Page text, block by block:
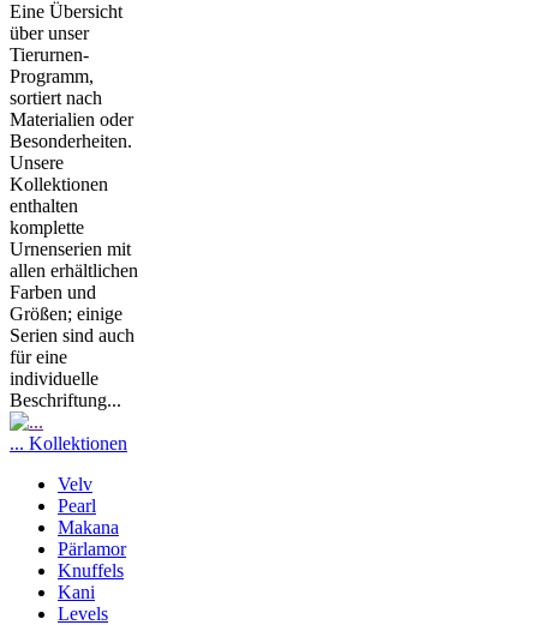
Eine Übersicht
über unser
Tierurnen-
Programm,
sortiert nach
Materialien oder
Besonderheiten.
Unsere
Kollektionen
enthalten
komplette
Urnenserien mit
allen erhältlichen
Farben und
Größen; einige
Serien sind auch
für eine
individuelle
Beschriftung...
... Kollektionen
Velv
Pearl
Makana
Pärlamor
Knuffels
Kani
Levels